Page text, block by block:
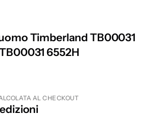
Timberland TB00031
6552H
AL CHECKOUT